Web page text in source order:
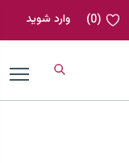
(
0
) وارد شوید